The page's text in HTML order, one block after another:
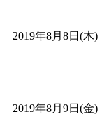
2019年8月8日(木)
2019年8月9日(金)